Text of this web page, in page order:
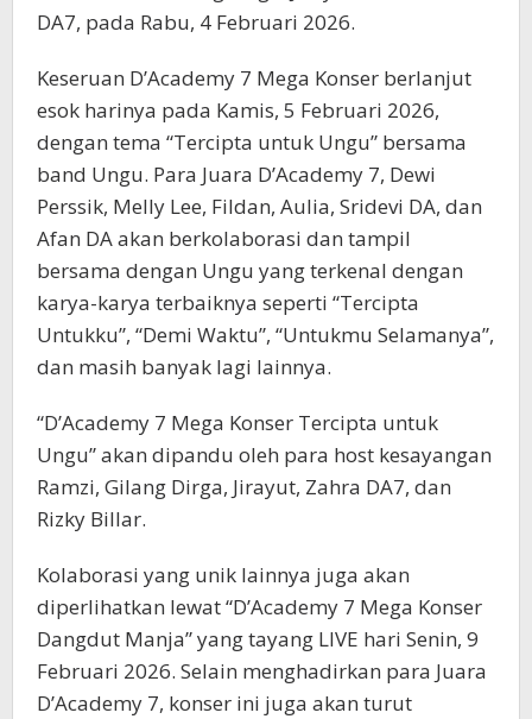
DA7, pada Rabu, 4 Februari 2026.
Keseruan D’Academy 7 Mega Konser berlanjut
esok harinya pada Kamis, 5 Februari 2026,
dengan tema “Tercipta untuk Ungu” bersama
band Ungu. Para Juara D’Academy 7, Dewi
Perssik, Melly Lee, Fildan, Aulia, Sridevi DA, dan
Afan DA akan berkolaborasi dan tampil
bersama dengan Ungu yang terkenal dengan
karya-karya terbaiknya seperti “Tercipta
Untukku”, “Demi Waktu”, “Untukmu Selamanya”,
dan masih banyak lagi lainnya.
“D’Academy 7 Mega Konser Tercipta untuk
Ungu” akan dipandu oleh para host kesayangan
Ramzi, Gilang Dirga, Jirayut, Zahra DA7, dan
Rizky Billar.
Kolaborasi yang unik lainnya juga akan
diperlihatkan lewat “D’Academy 7 Mega Konser
Dangdut Manja” yang tayang LIVE hari Senin, 9
Februari 2026. Selain menghadirkan para Juara
D’Academy 7, konser ini juga akan turut